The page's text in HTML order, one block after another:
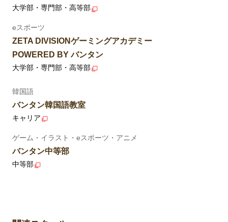
大学部・専門部・高等部
eスポーツ
ZETA DIVISIONゲーミングアカデミー
POWERED BY バンタン
大学部・専門部・高等部
韓国語
バンタン韓国語教室
キャリア
ゲーム・イラスト・eスポーツ・アニメ
バンタン中等部
中等部